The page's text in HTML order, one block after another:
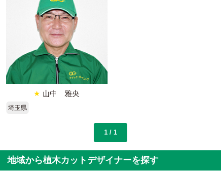
★ 山中 雅央
埼玉県
1 / 1
地域から植木カットデザイナーを探す